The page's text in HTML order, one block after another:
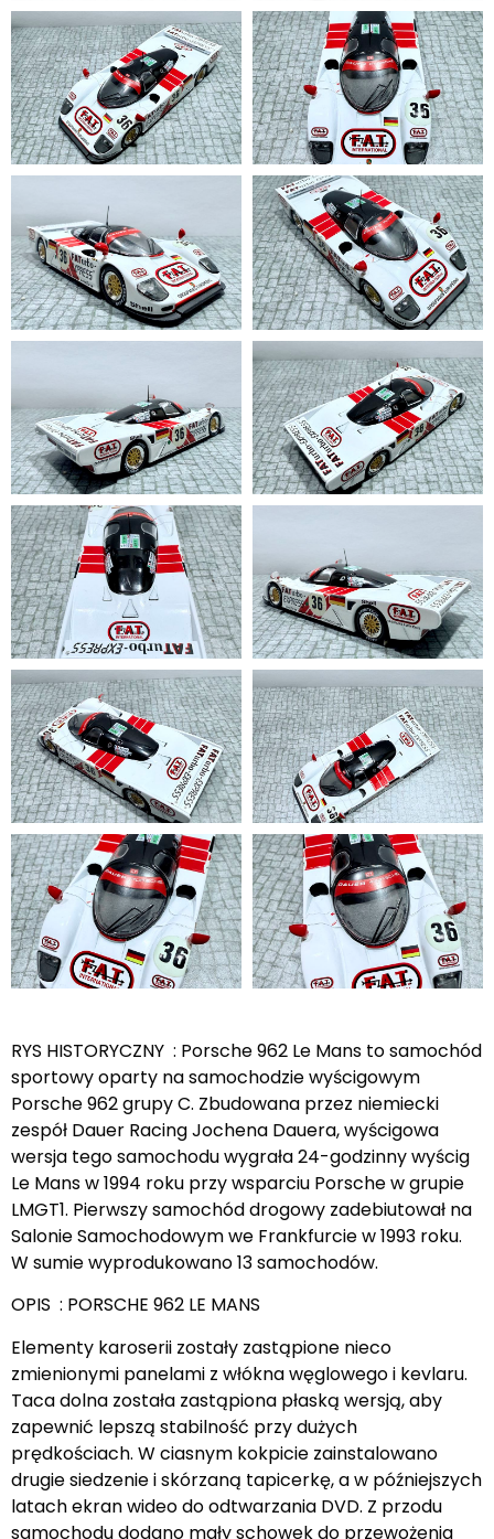
RYS HISTORYCZNY : Porsche 962 Le Mans to samochód
sportowy oparty na samochodzie wyścigowym
Porsche 962 grupy C. Zbudowana przez niemiecki
zespół Dauer Racing Jochena Dauera, wyścigowa
wersja tego samochodu wygrała 24-godzinny wyścig
Le Mans w 1994 roku przy wsparciu Porsche w grupie
LMGT1. Pierwszy samochód drogowy zadebiutował na
Salonie Samochodowym we Frankfurcie w 1993 roku.
W sumie wyprodukowano 13 samochodów.
OPIS : PORSCHE 962 LE MANS
Elementy karoserii zostały zastąpione nieco
zmienionymi panelami z włókna węglowego i kevlaru.
Taca dolna została zastąpiona płaską wersją, aby
zapewnić lepszą stabilność przy dużych
prędkościach. W ciasnym kokpicie zainstalowano
drugie siedzenie i skórzaną tapicerkę, a w późniejszych
latach ekran wideo do odtwarzania DVD. Z przodu
samochodu dodano mały schowek do przewożenia